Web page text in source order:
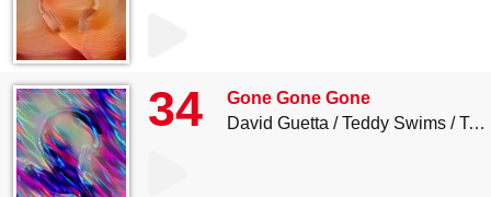
34
Gone Gone Gone
David Guetta
Teddy Swims Tones And I